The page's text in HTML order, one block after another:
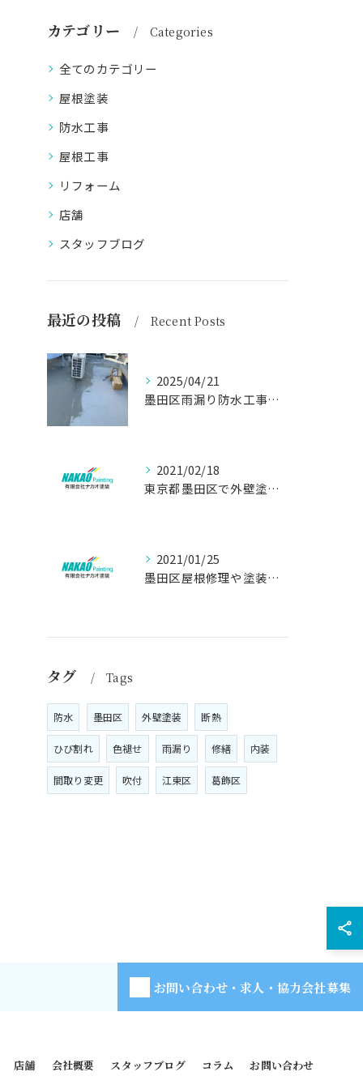
カテゴリー Categories
全てのカテゴリー
屋根塗装
防水工事
屋根工事
リフォーム
店舗
スタッフブログ
最近の投稿 Recent Posts
2025/04/21
墨田区雨漏り防水工事はナカオ塗装まで！！
2021/02/18
東京都墨田区で外壁塗り替え工事なら(有)ナカオ塗装にお任せ
2021/01/25
墨田区屋根修理や塗装工事は、【人気のナカオ塗装へ！】
タグ Tags
防水 墨田区 外壁塗装 断熱
ひび割れ 色褪せ 雨漏り 修繕 内装
間取り変更 吹付 江東区 葛飾区
お問い合わせ・求人・協力会社募集
店舗 会社概要 スタッフブログ コラム
お問い合わせ